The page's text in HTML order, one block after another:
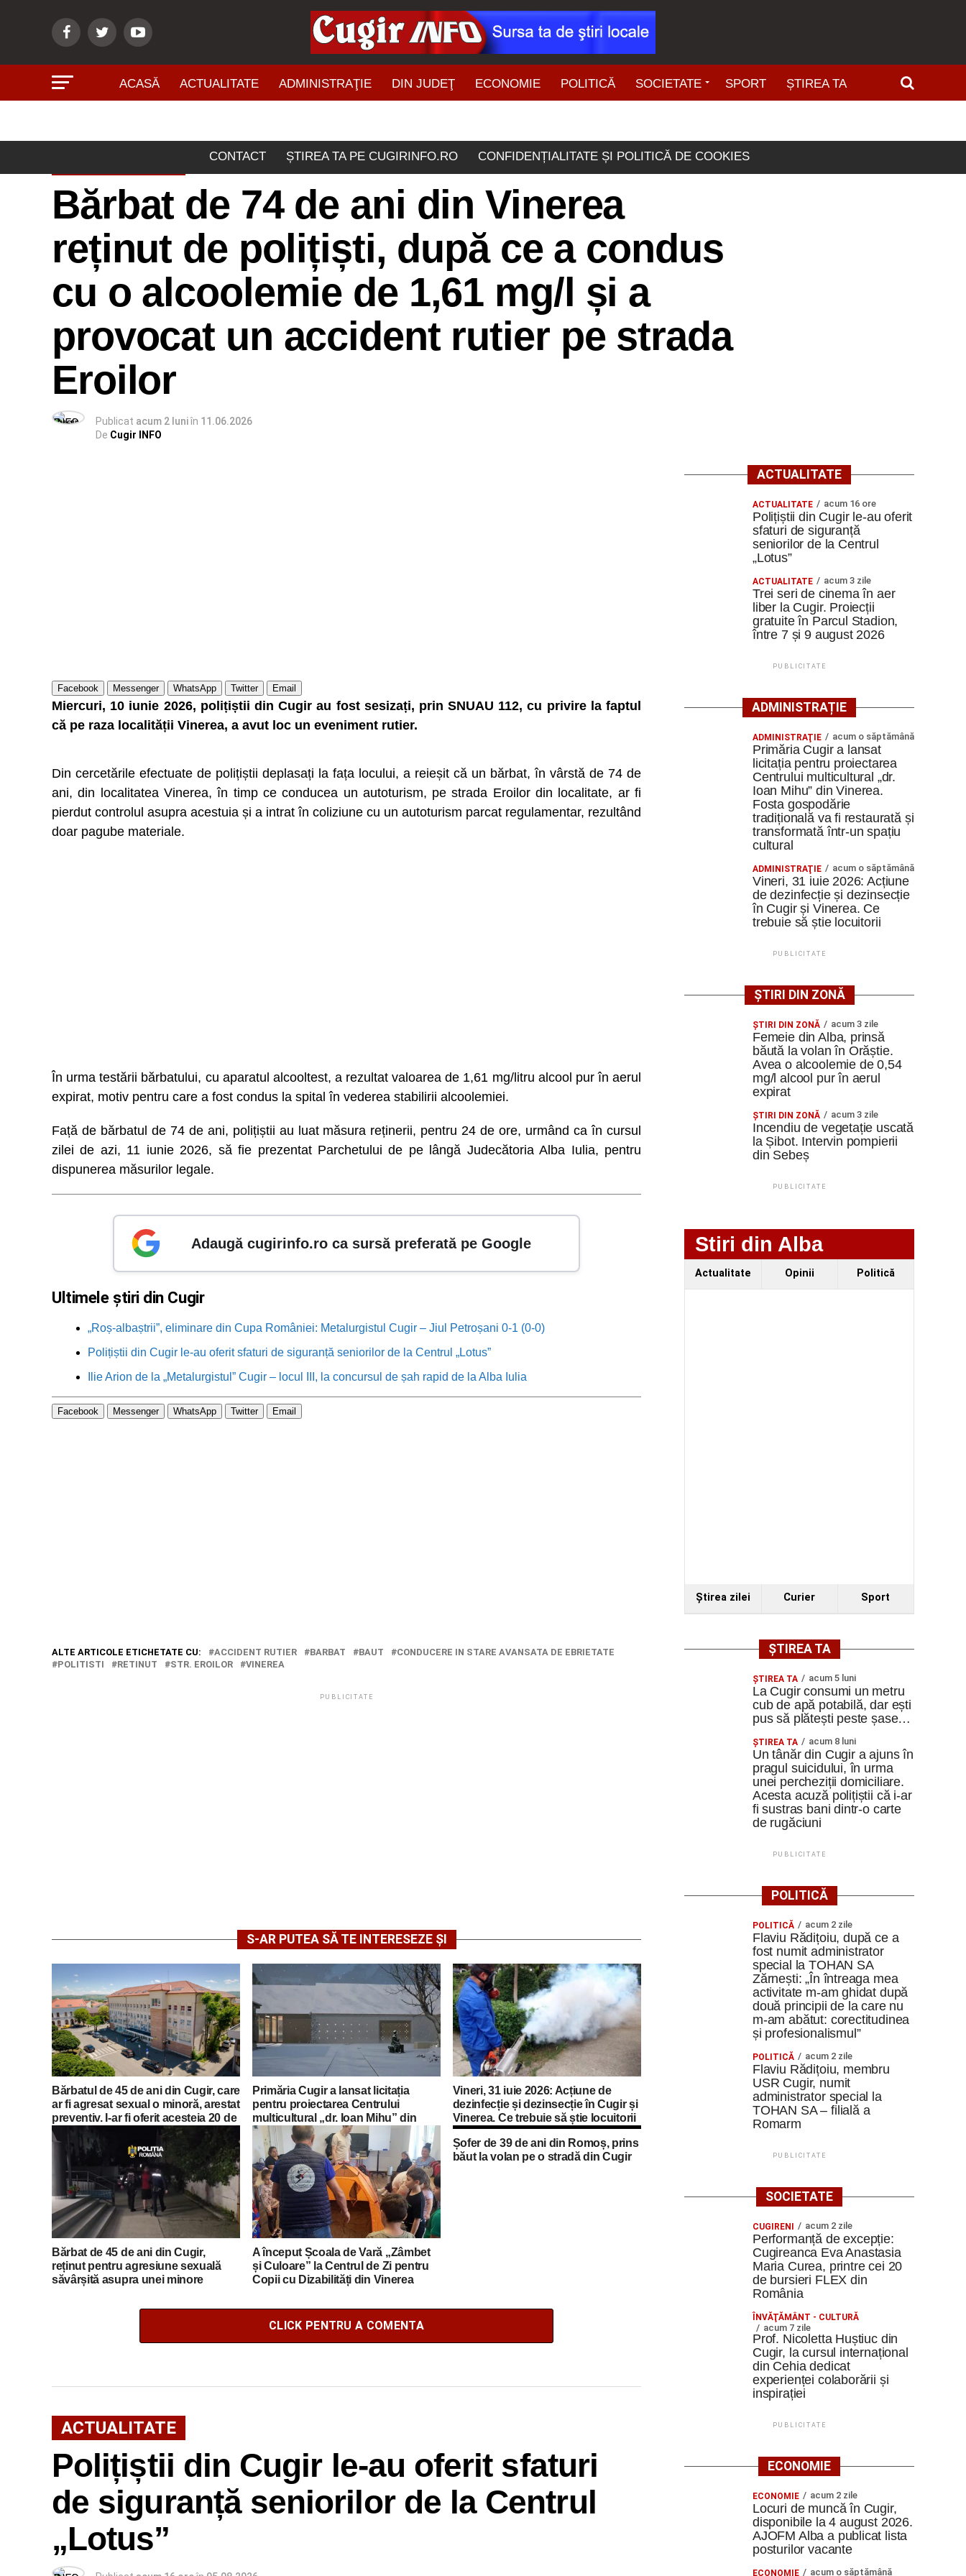
ACASĂ ACTUALITATE ADMINISTRAŢIE DIN JUDEŢ ECONOMIE POLITICĂ SOCIETATE SPORT ȘTIREA TA
CONTACT ȘTIREA TA PE CUGIRINFO.RO CONFIDENȚIALITATE ȘI POLITICĂ DE COOKIES
Bărbat de 74 de ani din Vinerea
reținut de polițiști, după ce a condus
cu o alcoolemie de 1,61 mg/l și a
provocat un accident rutier pe strada
Eroilor
Publicat acum 2 luniîn 11.06.2026
De Cugir INFO
Facebook Messenger WhatsApp Twitter Email
Miercuri, 10 iunie 2026, polițiștii din Cugir au fost sesizați, prin SNUAU 112, cu privire la faptul
că pe raza localității Vinerea, a avut loc un eveniment rutier.
Din cercetările efectuate de polițiștii deplasați la fața locului, a reieșit că un bărbat, în vârstă de 74 de
ani, din localitatea Vinerea, în timp ce conducea un autoturism, pe strada Eroilor din localitate, ar fi
pierdut controlul asupra acestuia și a intrat în coliziune cu un autoturism parcat regulamentar, rezultând
doar pagube materiale.
În urma testării bărbatului, cu aparatul alcooltest, a rezultat valoarea de 1,61 mg/litru alcool pur în aerul
expirat, motiv pentru care a fost condus la spital în vederea stabilirii alcoolemiei.
Față de bărbatul de 74 de ani, polițiștii au luat măsura reținerii, pentru 24 de ore, urmând ca în cursul
zilei de azi, 11 iunie 2026, să fie prezentat Parchetului de pe lângă Judecătoria Alba Iulia, pentru
dispunerea măsurilor legale.
Adaugă cugirinfo.ro ca sursă preferată pe Google
Ultimele știri din Cugir
„Roș-albaștrii”, eliminare din Cupa României: Metalurgistul Cugir – Jiul Petroșani 0-1 (0-0)
Polițiștii din Cugir le-au oferit sfaturi de siguranță seniorilor de la Centrul „Lotus”
Ilie Arion de la „Metalurgistul” Cugir – locul III, la concursul de șah rapid de la Alba Iulia
Facebook Messenger WhatsApp Twitter Email
ALTE ARTICOLE ETICHETATE CU: ACCIDENT RUTIER BARBAT BAUT
CONDUCERE IN STARE AVANSATA DE EBRIETATE
POLITISTI
RETINUT STR. EROILOR VINEREA
PUBLICITATE
S-AR PUTEA SĂ TE INTERESEZE ȘI
Bărbatul de 45 de ani din Cugir, care
ar fi agresat sexual o minoră, arestat
preventiv. I-ar fi oferit acesteia 20 de
lei ca să urce în mașină
Primăria Cugir a lansat licitația
pentru proiectarea Centrului
multicultural „dr. Ioan Mihu” din
Vinerea. Fosta gospodărie
tradițională va fi restaurată și
transformată într-un spațiu cultural
Vineri, 31 iuie 2026: Acțiune de
dezinfecție și dezinsecție în Cugir și
Vinerea. Ce trebuie să știe locuitorii
Bărbat de 45 de ani din Cugir,
reținut pentru agresiune sexuală
săvârșită asupra unei minore
A început Școala de Vară „Zâmbet
și Culoare” la Centrul de Zi pentru
Copii cu Dizabilități din Vinerea
Șofer de 39 de ani din Romoș, prins
băut la volan pe o stradă din Cugir
CLICK PENTRU A COMENTA
ACTUALITATE
Polițiștii din Cugir le-au oferit sfaturi
de siguranță seniorilor de la Centrul
„Lotus”
ACTUALITATE
ACTUALITATE acum 16 ore
Polițiștii din Cugir le-au oferit
sfaturi de siguranță
seniorilor de la Centrul
„Lotus”
ACTUALITATE acum 3 zile
Trei seri de cinema în aer
liber la Cugir. Proiecții
gratuite în Parcul Stadion,
între 7 și 9 august 2026
PUBLICITATE
ADMINISTRAȚIE
ADMINISTRAŢIE acum o săptămână
Primăria Cugir a lansat
licitația pentru proiectarea
Centrului multicultural „dr.
Ioan Mihu” din Vinerea.
Fosta gospodărie
tradițională va fi restaurată și
transformată într-un spațiu
cultural
ADMINISTRAŢIE acum o săptămână
Vineri, 31 iuie 2026: Acțiune
de dezinfecție și dezinsecție
în Cugir și Vinerea. Ce
trebuie să știe locuitorii
PUBLICITATE
ȘTIRI DIN ZONĂ
ŞTIRI DIN ZONĂ acum 3 zile
Femeie din Alba, prinsă
băută la volan în Orăștie.
Avea o alcoolemie de 0,54
mg/l alcool pur în aerul
expirat
ŞTIRI DIN ZONĂ acum 3 zile
Incendiu de vegetație uscată
la Șibot. Intervin pompierii
din Sebeș
PUBLICITATE
Stiri din Alba
Actualitate Opinii Politică
Ştirea zilei Curier Sport
ȘTIREA TA
ȘTIREA TA acum 5 luni
La Cugir consumi un metru
cub de apă potabilă, dar ești
pus să plătești peste șase…
ȘTIREA TA acum 8 luni
Un tânăr din Cugir a ajuns în
pragul suicidului, în urma
unei percheziții domiciliare.
Acesta acuză polițiștii că i-ar
fi sustras bani dintr-o carte
de rugăciuni
PUBLICITATE
POLITICĂ
POLITICĂ acum 2 zile
Flaviu Rădițoiu, după ce a
fost numit administrator
special la TOHAN SA
Zărnești: „În întreaga mea
activitate m-am ghidat după
două principii de la care nu
m-am abătut: corectitudinea
și profesionalismul”
POLITICĂ acum 2 zile
Flaviu Rădițoiu, membru
USR Cugir, numit
administrator special la
TOHAN SA – filială a
Romarm
PUBLICITATE
SOCIETATE
CUGIRENI acum 2 zile
Performanță de excepție:
Cugireanca Eva Anastasia
Maria Curea, printre cei 20
de bursieri FLEX din
România
ÎNVĂŢĂMÂNT - CULTURĂ
acum 7 zile
Prof. Nicoletta Huștiuc din
Cugir, la cursul internațional
din Cehia dedicat
experienței colaborării și
inspirației
PUBLICITATE
ECONOMIE
ECONOMIE acum 2 zile
Locuri de muncă în Cugir,
disponibile la 4 august 2026.
AJOFM Alba a publicat lista
posturilor vacante
ECONOMIE acum o săptămână